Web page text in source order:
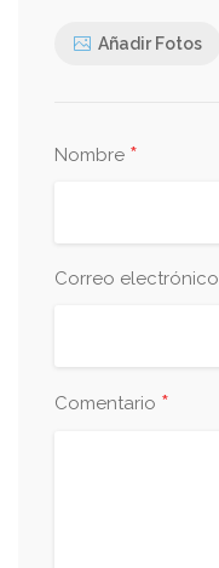
Añadir Fotos
Nombre *
Correo electrónico
Comentario *